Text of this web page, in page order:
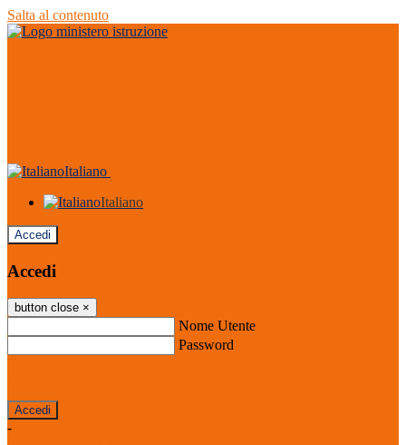
Salta al contenuto
Italiano
Italiano
Accedi
Accedi
button close ×
Nome Utente
Password
-